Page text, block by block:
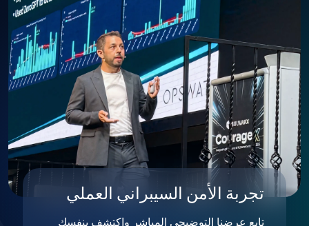
تجربة الأمن السيبراني العملي
تابع عرضنا التوضيحي المباشر واكتشف بنفسك